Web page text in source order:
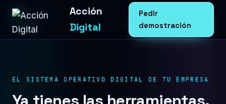
Acción
Digital
Pedir
demostración
EL SISTEMA OPERATIVO DIGITAL DE TU EMPRESA